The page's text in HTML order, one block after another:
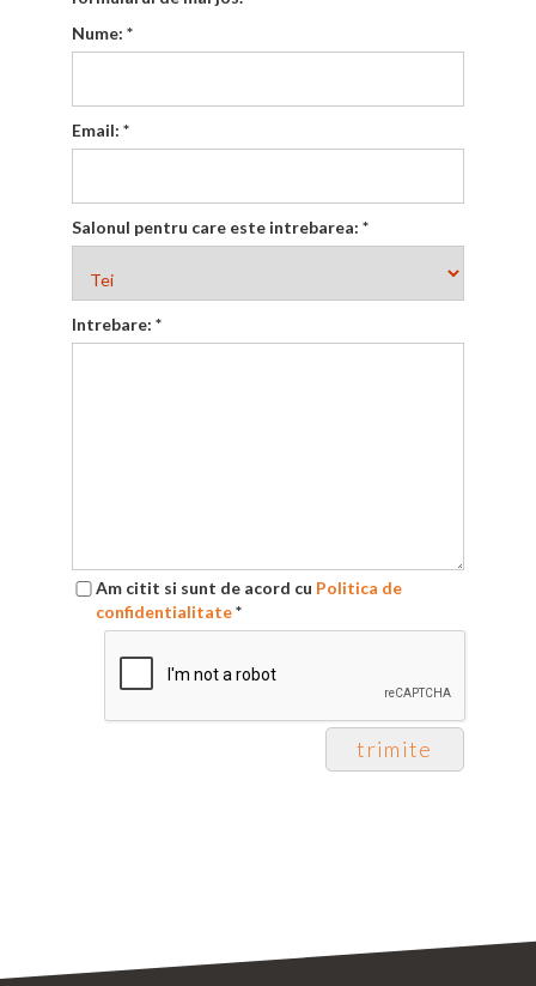
Nume: *
Email: *
Salonul pentru care este intrebarea: *
Intrebare: *
Am citit si sunt de acord cu Politica de
confidentialitate*